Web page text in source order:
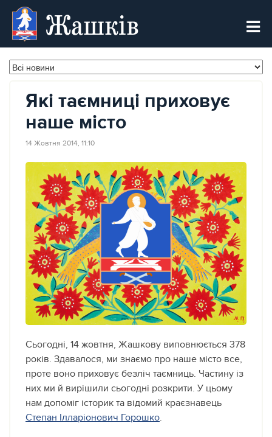
Жашків
Які таємниці приховує
наше місто
14 Жовтня 2014, 11:10
Сьогодні, 14 жовтня, Жашкову виповнюється 378
років. Здавалося, ми знаємо про наше місто все,
проте воно приховує безліч таємниць. Частину із
них ми й вирішили сьогодні розкрити. У цьому
нам допоміг історик та відомий краєзнавець
Степан Ілларіонович Горошко.